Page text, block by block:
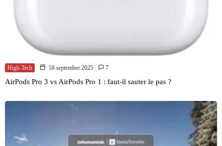
High-Tech 18 septembre 2025 7
AirPods Pro 3 vs AirPods Pro 1 : faut-il sauter le pas ?